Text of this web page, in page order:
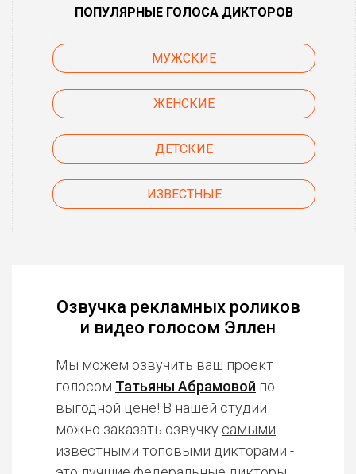
ПОПУЛЯРНЫЕ ГОЛОСА ДИКТОРОВ
МУЖСКИЕ
ЖЕНСКИЕ
ДЕТСКИЕ
ИЗВЕСТНЫЕ
Озвучка рекламных роликов
и видео голосом Эллен
Мы можем озвучить ваш проект
голосом Татьяны Абрамовой по
выгодной цене! В нашей студии
можно заказать озвучку самыми
известными топовыми дикторами -